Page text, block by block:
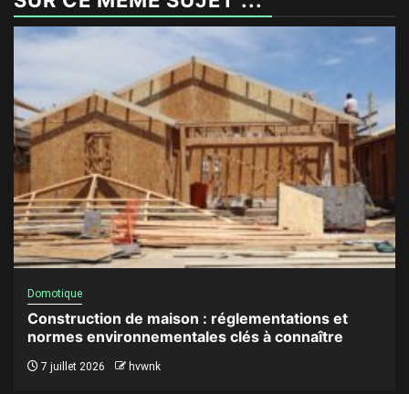
Domotique
Construction de maison : réglementations et
normes environnementales clés à connaître
7 juillet 2026 hvwnk